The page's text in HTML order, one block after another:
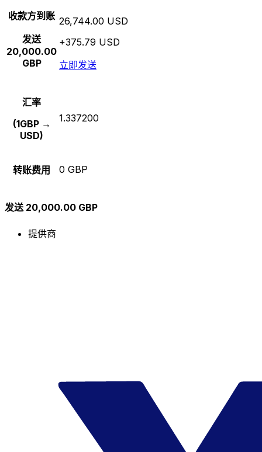
收款方到账
发送
20,000.00
GBP
26,744.00 USD
+375.79 USD
立即发送
汇率
(1GBP →
USD)
1.337200
转账费用 0 GBP
发送 20,000.00 GBP
提供商